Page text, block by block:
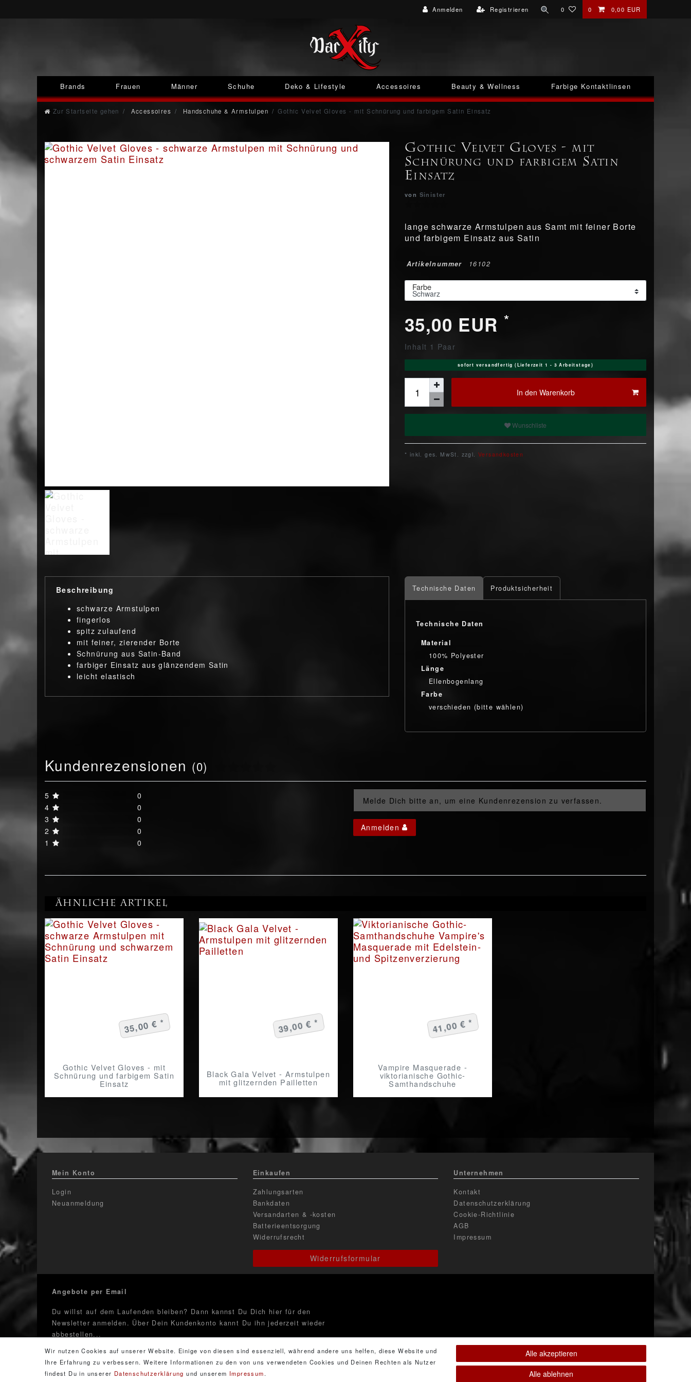
Anmelden Registrieren 0 0 0,00 EUR
Brands Frauen Männer Schuhe Deko & Lifestyle Accessoires Beauty & Wellness Farbige Kontaktlinsen
Zur Startseite gehen Accessoires Handschuhe & Armstulpen Gothic Velvet Gloves - mit Schnürung und farbigem Satin Einsatz
Gothic Velvet Gloves - mit
Schnürung und farbigem Satin
Einsatz
von Sinister
lange schwarze Armstulpen aus Samt mit feiner Borte
und farbigem Einsatz aus Satin
Artikelnummer 16102
Farbe
35,00 EUR *
Inhalt 1 Paar
sofort versandfertig (Lieferzeit 1 - 3 Arbeitstage)
In den Warenkorb
Wunschliste
* inkl. ges. MwSt. zzgl. Versandkosten
Beschreibung
schwarze Armstulpen
fingerlos
spitz zulaufend
mit feiner, zierender Borte
Schnürung aus Satin-Band
farbiger Einsatz aus glänzendem Satin
leicht elastisch
Technische Daten Produktsicherheit
Technische Daten
Material
100% Polyester
Länge
Ellenbogenlang
Farbe
verschieden (bitte wählen)
Kundenrezensionen (0)
5
0
4
0
3
0
2
0
1
0
Melde Dich bitte an, um eine Kundenrezension zu verfassen.
Anmelden
Ähnliche Artikel
Gothic Velvet Gloves - mit
Schnürung und farbigem Satin
Einsatz
35,00 € *
Black Gala Velvet - Armstulpen
mit glitzernden Pailletten
39,00 € *
Vampire Masquerade -
viktorianische Gothic-
Samthandschuhe
41,00 € *
Mein Konto
Login
Neuanmeldung
Einkaufen
Zahlungsarten
Bankdaten
Versandarten & -kosten
Batterieentsorgung
Widerrufsrecht
Widerrufsformular
Unternehmen
Kontakt
Datenschutzerklärung
Cookie-Richtlinie
AGB
Impressum
Angebote per Email
Du willst auf dem Laufenden bleiben? Dann kannst Du Dich hier für den
Newsletter anmelden. Über Dein Kundenkonto kannt Du ihn jederzeit wieder
abbestellen...
E-Mail **
Newsletter
Honig
Wir nutzen Cookies auf unserer Website. Einige von diesen sind essenziell, während andere uns helfen, diese Website und
Ihre Erfahrung zu verbessern. Weitere Informationen zu den von uns verwendeten Cookies und Deinen Rechten als Nutzer
findest Du in unserer Daten­schutz­erklärung und unserem Impressum.
Alle akzeptieren
Alle ablehnen